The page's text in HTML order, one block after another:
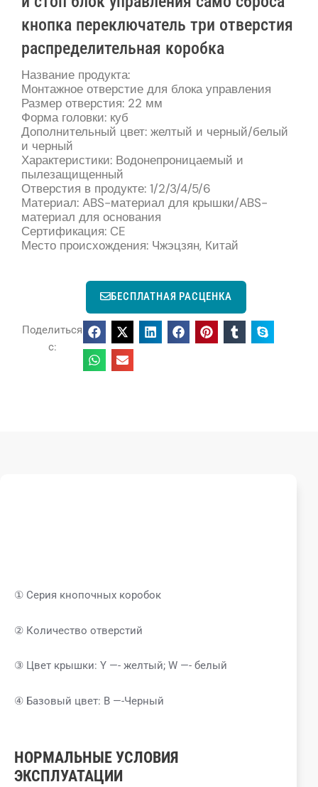
кнопка переключатель три отверстия
распределительная коробка
Название продукта:
Монтажное отверстие для блока управления
Размер отверстия: 22 мм
Форма головки: куб
Дополнительный цвет: желтый и черный/белый
и черный
Характеристики: Водонепроницаемый и
пылезащищенный
Отверстия в продукте: 1/2/3/4/5/6
Материал: ABS-материал для крышки/ABS-
материал для основания
Сертификация: CE
Место происхождения: Чжэцзян, Китай
БЕСПЛАТНАЯ РАСЦЕНКА
Поделиться
с:
① Серия кнопочных коробок
② Количество отверстий
③ Цвет крышки: Y —- желтый; W —- белый
④ Базовый цвет: B —-Черный
НОРМАЛЬНЫЕ УСЛОВИЯ
ЭКСПЛУАТАЦИИ